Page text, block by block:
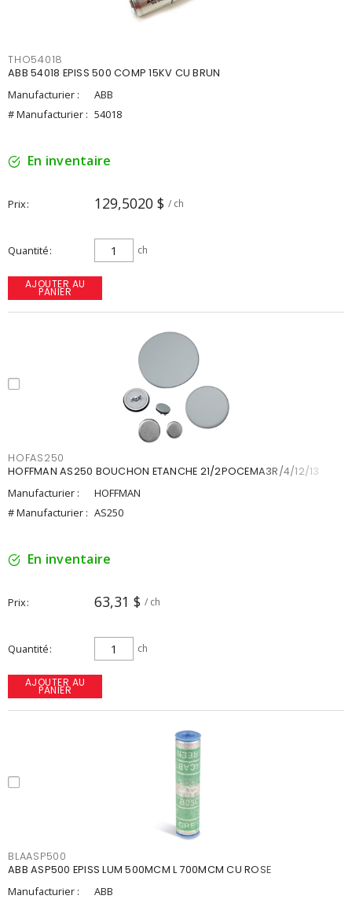
THO54018
ABB 54018 EPISS 500 COMP 15KV CU BRUN
Manufacturier :
ABB
# Manufacturier : 54018
En inventaire
Prix 129,5020 $ / ch
Quantité ch
AJOUTER AU
PANIER
HOFAS250
HOFFMAN AS250 BOUCHON ETANCHE 21/2POCEMA3R/4/12/13
Manufacturier :
HOFFMAN
# Manufacturier : AS250
En inventaire
Prix 63,31 $ / ch
Quantité ch
AJOUTER AU
PANIER
BLAASP500
ABB ASP500 EPISS LUM 500MCM L 700MCM CU ROSE
Manufacturier :
ABB